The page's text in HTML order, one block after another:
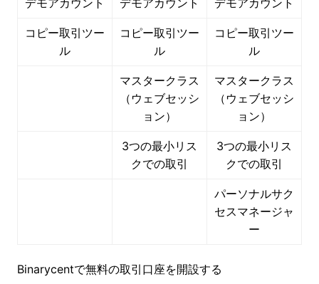
コピー取引ツー
ル
コピー取引ツー
ル
コピー取引ツー
ル
マスタークラス
（ウェブセッシ
ョン）
マスタークラス
（ウェブセッシ
ョン）
3つの最小リス
クでの取引
3つの最小リス
クでの取引
パーソナルサク
セスマネージャ
ー
Binarycentで無料の取引口座を開設する